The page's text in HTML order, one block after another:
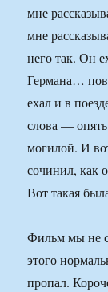
мне
мне
него так. Он
Германа…
ехал и в
слова —
могилой. И
сочинил, как
Вот такая
Фильм мы не
этого
пропал.